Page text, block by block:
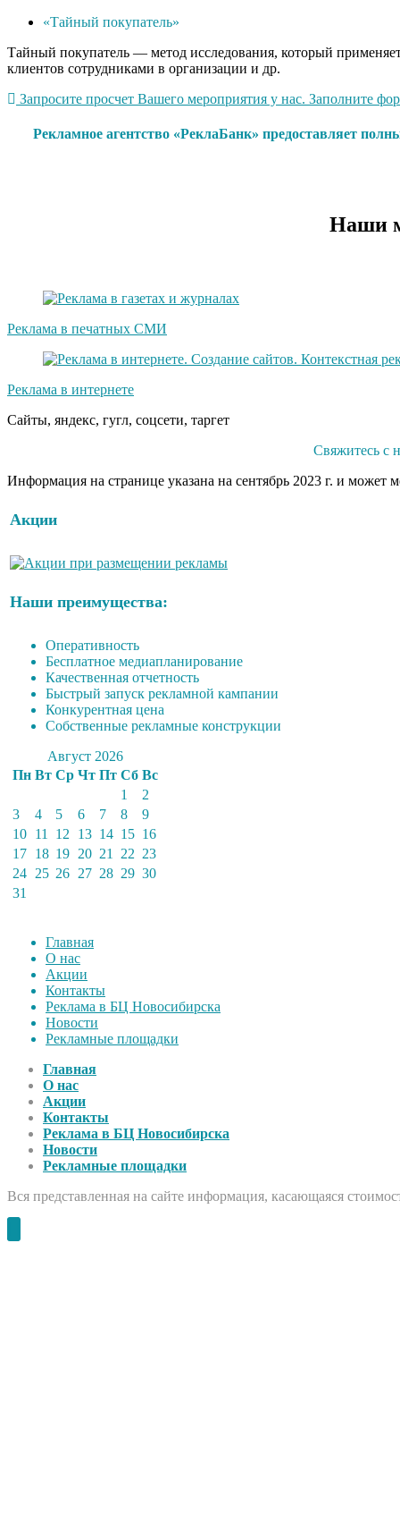
«Тайный покупатель»
Тайный покупатель — метод исследования, который
клиентов сотрудниками в организации и др.
Запросите просчет Вашего мероприятия у нас. Заполните
Рекламное агентство «РеклаБанк» предоставляет
Наши
Реклама в печатных СМИ
Реклама в интернете
Сайты, яндекс, гугл, соцсети, таргет
Свяжитесь с
Информация на странице указана на сентябрь 2023 г. и
Акции
Наши преимущества:
Оперативность
Бесплатное медиапланирование
Качественная отчетность
Быстрый запуск рекламной кампании
Конкурентная цена
Собственные рекламные конструкции
Август 2026
Пн Вт Ср Чт Пт Сб Вс
1
2
3
4 5 6 7 8
9
10 11 12 13 14 15 16
17 18 19 20 21 22 23
24 25 26 27 28 29 30
31
Главная
О нас
Акции
Контакты
Реклама в БЦ Новосибирска
Новости
Рекламные площадки
Главная
О нас
Акции
Контакты
Реклама в БЦ Новосибирска
Новости
Рекламные площадки
Вся представленная на сайте информация, касающаяся